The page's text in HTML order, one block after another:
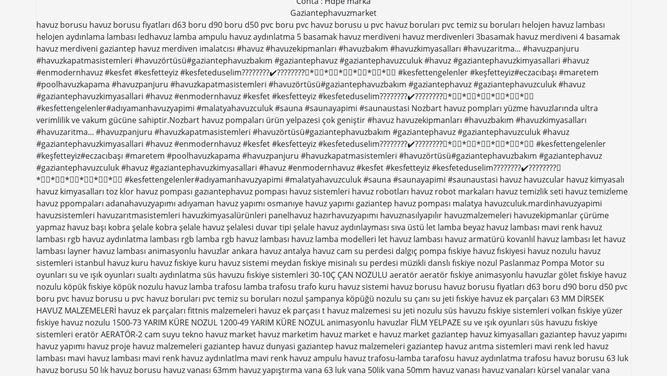
Gaziantephavuzmarket
havuz borusu havuz borusu fiyatları d63 boru d90 boru d50 pvc boru pvc havuz borusu u pvc havuz boruları pvc temiz su boruları helojen havuz lambası
helojen aydınlama lambası ledhavuz lamba ampulu havuz aydınlatma 5 basamak havuz merdiveni havuz merdivenleri 3basamak havuz merdiveni 4 basamak
havuz merdiveni gaziantep havuz merdiven imalatcısı #havuz #havuzekipmanları #havuzbakım #havuzkimyasalları #havuzaritma... #havuzpanjuru
#havuzkapatmasistemleri #havuzörtüsü#gaziantephavuzbakım #gaziantephavuz #gaziantephavuzculuk #havuz #gaziantephavuzkimyasallari #havuz
#enmodernhavuz #kesfet #kesfetteyiz #kesfeteduselim????????✔️????????⃣*⃣⃣*⃣⃣*⃣⃣*⃣⃣*⃣⃣*⃣⃣ #kesfettengelenler #keşfetteyiz#eczacıbaşı #maretem
#poolhavuzkapama #havuzpanjuru #havuzkapatmasistemleri #havuzörtüsü#gaziantephavuzbakım #gaziantephavuz #gaziantephavuzculuk #havuz
#gaziantephavuzkimyasallari #havuz #enmodernhavuz #kesfet #kesfetteyiz #kesfeteduselim????????✔️????????⃣*⃣⃣*⃣⃣*⃣⃣*⃣⃣*⃣⃣*⃣⃣
#kesfettengelenler#adıyamanhavuzyapimi #malatyahavuzculuk #sauna #saunayapimi #saunaustasi Nozbart havuz pompları yüzme havuzlarında ultra
verimlilik ve vakum gücüne sahiptir.Nozbart havuz pompaları ürün yelpazesi çok geniştir #havuz havuzekipmanları #havuzbakım #havuzkimyasalları
#havuzaritma... #havuzpanjuru #havuzkapatmasistemleri #havuzörtüsü#gaziantephavuzbakım #gaziantephavuz #gaziantephavuzculuk #havuz
#gaziantephavuzkimyasallari #havuz #enmodernhavuz #kesfet #kesfetteyiz #kesfeteduselim????????✔️????????⃣*⃣⃣*⃣⃣*⃣⃣*⃣⃣*⃣⃣*⃣⃣ #kesfettengelenler
#keşfetteyiz#eczacıbaşı #maretem #poolhavuzkapama #havuzpanjuru #havuzkapatmasistemleri #havuzörtüsü#gaziantephavuzbakım #gaziantephavuz
#gaziantephavuzculuk #havuz #gaziantephavuzkimyasallari #havuz #enmodernhavuz #kesfet #kesfetteyiz #kesfeteduselim????????✔️????????⃣
*⃣⃣*⃣⃣*⃣⃣*⃣⃣*⃣⃣*⃣⃣ #kesfettengelenler#adıyamanhavuzyapimi #malatyahavuzculuk #sauna #saunayapimi #saunaustasi havuz havuzcular havuz kimyasalı
havuz kimyasalları toz klor havuz pompası gazıantephavuz pompası havuz sistemleri havuz robotları havuz robot markaları havuz temizlik seti havuz temizleme
havuz ppompaları adanahavuzyapımı adıyaman havuz yapımı osmanıye havuz yapımı gaziantep havuz pompası malatya havuzculuk.mardinhavuzyapimi
havuzsistemleri havuzarıtmasistemleri havuzkimyasalürünleri panelhavuz hazırhavuzyapımı havuznasılyapılır havuzmalzemeleri havuzekipmanlar çürüme
yapmaz havuz başı kobra şelale kobra şelale havuz şelalesi duvar tipi şelale havuz aydınlayması sıva üstü let lamba beyaz havuz lambası mavi renk havuz
lambası rgb havuz aydınlatma lambası rgb lamba rgb havuz lambası havuz lamba modelleri let havuz lambası havuz armatürü kovanlıl havuz lambası let havuz
lambası layner havuz lambası animasyonlu havuzlar ankara havuz antalya havuz cam su perdesi dalgıç pompa fıskiye havuz fıskiyesi havuz nozulu havuz
sistemleri istanbul havuz kuru havuz fıskiye kuru havuz sistemi meydan fıskiye misinalı su perdesi müzikli danslı fıskiye nozul Paslanmaz Pompa Motor su
oyunları su ve ışık oyunları sualtı aydınlatma süs havuzu fıskiye sistemleri 30-10Ç ÇAN NOZULU aeratör aeratör fıskiye animasyonlu havuzlar gölet fıskiye havuz
nozulu köpük fıskiye köpük nozulu havuz lamba trafosu lamba trafosu trafo kuru havuz sistemi havuz borusu havuz borusu fiyatları d63 boru d90 boru d50 pvc
boru pvc havuz borusu u pvc havuz boruları pvc temiz su boruları nozul şampanya köpüğü nozulu su çanı su jeti fıskiye havuz ek parçaları 63 MM DİRSEK
HAVUZ MALZEMELERİ havuz ek parçaları fittnis malzemeleri havuz ek parçası t havuz malzemesi su jeti nozulu süs havuzu fıskiye sistemleri volkan fıskiye yüzer
fıskiye havuz nozulu 1500-73 YARIM KÜRE NOZUL 1200-49 YARIM KÜRE NOZUL animasyonlu havuzlar FİLM YELPAZE su ve ışık oyunları süs havuzu fıskiye
sistemleri eratör AERATÖR-2 cam suyu tekno havuz market havuz marketim havuz market e havuz market gaziantep havuz kimyasalları gaziantep havuz yapımı
havuz yapımı havuz proje havuz malzemeleri gaziantep havuz dunyasi gaziantep havuz malzemeleri gaziantep havuz arıtma sistemleri mavi renk led havuz
lambası mavi havuz lambası mavi renk havuz aydınlatlma mavi renk havuz ampulu havuz trafosu-lamba tarafosu havuz aydınlatma trafosu havuz borusu 63 luk
havuz borusu 50 lık havuz borusu havuz vanası 63mm havuz yapıştırma vana 63 luk vana 50lik vana 50mm havuz vanası havuz vanaları kürsel vanalar vana